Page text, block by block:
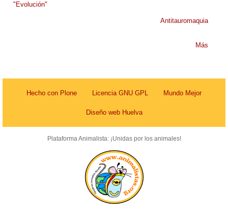
"Evolución"
Antitauromaquia
Más
Hecho con Plone Licencia GNU GPL Mundo Mejor
Diseño web Huelva
Plataforma Animalista: ¡Unidas por los animales!